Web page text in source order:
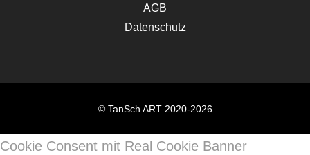
AGB
Datenschutz
© TanSch ART 2020-2026
Cookie Consent mit Real Cookie Banner